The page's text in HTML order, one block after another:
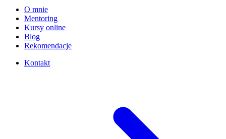
O mnie
Mentoring
Kursy online
Blog
Rekomendacje
Kontakt